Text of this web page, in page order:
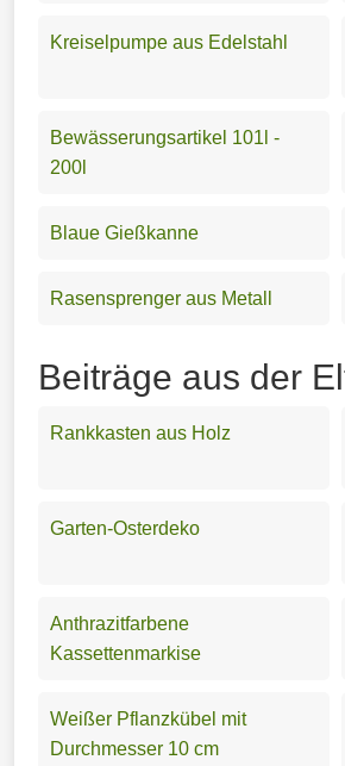
Kreiselpumpe aus Edelstahl
Bewässerungsartikel 101l -
200l
Blaue Gießkanne
Rasensprenger aus Metall
Beiträge aus der
Rankkasten aus Holz
Garten-Osterdeko
Anthrazitfarbene
Kassettenmarkise
Weißer Pflanzkübel mit
Durchmesser 10 cm